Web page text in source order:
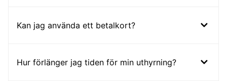
Kan jag använda ett betalkort?
Hur förlänger jag tiden för min uthyrning?